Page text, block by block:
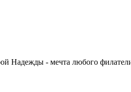
Надежды - мечта любого